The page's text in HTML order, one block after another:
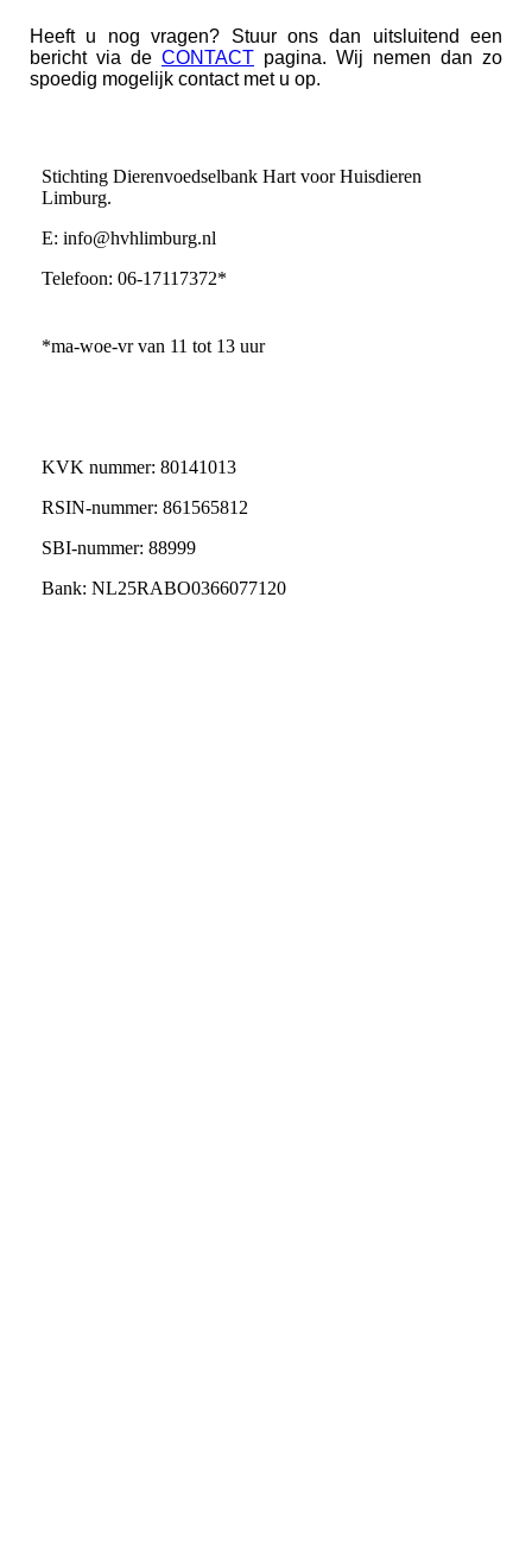
Heeft u nog vragen? Stuur ons dan uitsluitend een
bericht via de CONTACT pagina. Wij nemen dan zo
spoedig mogelijk contact met u op.
Stichting Dierenvoedselbank Hart voor Huisdieren
Limburg.
E: info@hvhlimburg.nl
Telefoon: 06-17117372*
*ma-woe-vr van 11 tot 13 uur
KVK nummer: 80141013
RSIN-nummer: 861565812
SBI-nummer: 88999
Bank: NL25RABO0366077120